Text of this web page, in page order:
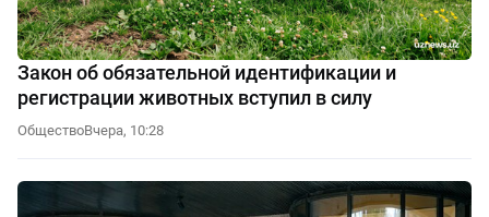
Закон об обязательной идентификации и
регистрации животных вступил в силу
ОбществоВчера, 10:28